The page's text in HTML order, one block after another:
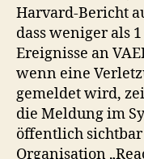
Harvard-Bericht
dass weniger als
Ereignisse an
wenn eine
gemeldet wird,
die Meldung im
öffentlich
Organisation